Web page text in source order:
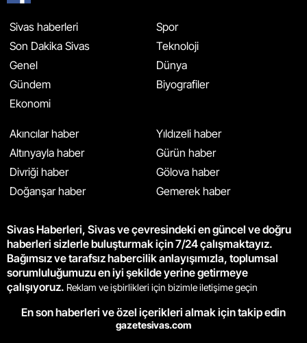
Sivas haberleri
Son Dakika Sivas
Genel
Gündem
Ekonomi
Spor
Teknoloji
Dünya
Biyografiler
Akıncılar haber
Altınyayla haber
Divriği haber
Doğanşar haber
Yıldızeli haber
Gürün haber
Gölova haber
Gemerek haber
Sivas Haberleri, Sivas ve çevresindeki en güncel ve doğru
haberleri sizlerle buluşturmak için 7/24 çalışmaktayız.
Bağımsız ve tarafsız habercilik anlayışımızla, toplumsal
sorumluluğumuzu en iyi şekilde yerine getirmeye
çalışıyoruz. Reklam ve işbirlikleri için bizimle iletişime geçin
En son haberleri ve özel içerikleri almak için takip edin
gazetesivas.com